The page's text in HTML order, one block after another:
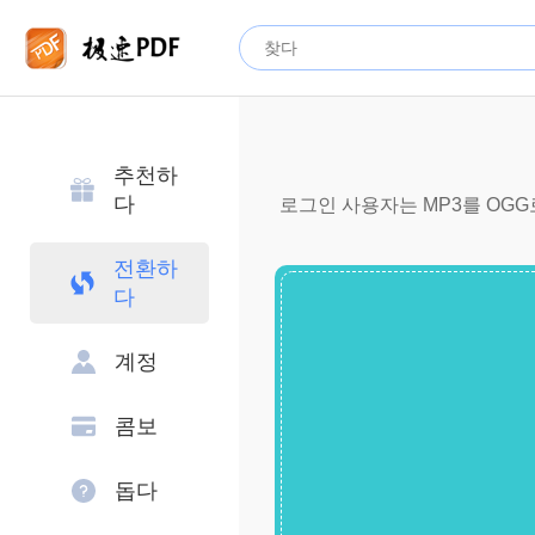
추천하
다
전환하
다
계정
콤보
돕다
로그인 사용자는 MP3를